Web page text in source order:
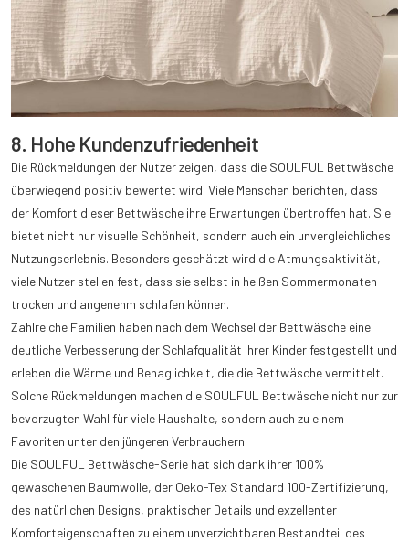
8. Hohe Kundenzufriedenheit
Die Rückmeldungen der Nutzer zeigen, dass die SOULFUL Bettwäsche
überwiegend positiv bewertet wird. Viele Menschen berichten, dass
der Komfort dieser Bettwäsche ihre Erwartungen übertroffen hat. Sie
bietet nicht nur visuelle Schönheit, sondern auch ein unvergleichliches
Nutzungserlebnis. Besonders geschätzt wird die Atmungsaktivität,
viele Nutzer stellen fest, dass sie selbst in heißen Sommermonaten
trocken und angenehm schlafen können.
Zahlreiche Familien haben nach dem Wechsel der Bettwäsche eine
deutliche Verbesserung der Schlafqualität ihrer Kinder festgestellt und
erleben die Wärme und Behaglichkeit, die die Bettwäsche vermittelt.
Solche Rückmeldungen machen die SOULFUL Bettwäsche nicht nur zur
bevorzugten Wahl für viele Haushalte, sondern auch zu einem
Favoriten unter den jüngeren Verbrauchern.
Die SOULFUL Bettwäsche-Serie hat sich dank ihrer 100%
gewaschenen Baumwolle, der Oeko-Tex Standard 100-Zertifizierung,
des natürlichen Designs, praktischer Details und exzellenter
Komforteigenschaften zu einem unverzichtbaren Bestandteil des